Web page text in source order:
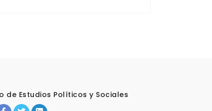
de Estudios Políticos y Sociales